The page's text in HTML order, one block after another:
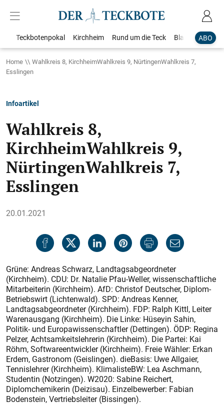
ABO
Teckbotenpokal Kirchheim Rund um die Teck Blaulicht
Home
Wahlkreis 8, KirchheimWahlkreis 9, NürtingenWahlkreis 7,
Esslingen
Infoartikel
Wahlkreis 8,
KirchheimWahlkreis 9,
NürtingenWahlkreis 7,
Esslingen
20.01.2021
Grüne: Andreas Schwarz, Landtagsabgeordneter
(Kirchheim). CDU: Dr. Natalie Pfau-Weller, wissenschaftliche
Mitarbeiterin (Kirchheim). AfD: Christof Deutscher, Diplom-
Betriebswirt (Lichtenwald). SPD: Andreas Kenner,
Landtagsabgeordneter (Kirchheim). FDP: Ralph Kittl, Leiter
Warenausgang (Kirchheim). Die Linke: Hüseyin Sahin,
Politik- und Europawissenschaftler (Dettingen). ÖDP: Regina
Pelzer, Achtsamkeitslehrerin (Kirchheim). Die Partei: Kai
Röhm, Softwareentwickler (Kirchheim). Freie Wähler: Erkan
Erdem, Gastronom (Geislingen). dieBasis: Uwe Allgaier,
Tennislehrer (Kirchheim). KlimalisteBW: Lea Aschmann,
Studentin (Notzingen). W2020: Sabine Reichert,
Diplomchemikerin (Deizisau). Einzelbewerber: Fabian
Bodenstein, Vertriebsleiter (Bissingen).